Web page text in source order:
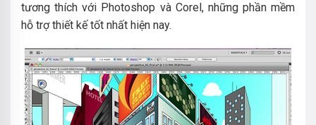
tương thích với Photoshop và Corel, những phần mềm
hỗ trợ thiết kế tốt nhất hiện nay.